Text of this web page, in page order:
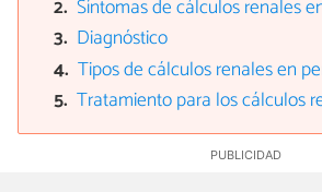
Síntomas de cálculos renales
Diagnóstico
Tipos de cálculos renales en
Tratamiento para los cálculos